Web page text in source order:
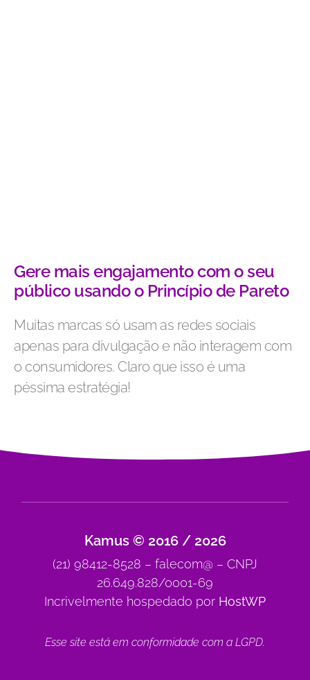
Gere mais engajamento com o seu
público usando o Princípio de Pareto
Muitas marcas só usam as redes sociais
apenas para divulgação e não interagem com
o consumidores. Claro que isso é uma
péssima estratégia!
Kamus © 2016 / 2026
(21) 98412-8528 – falecom@ – CNPJ
26.649.828/0001-69
Incrivelmente hospedado por HostWP
Esse site está em conformidade com a LGPD.